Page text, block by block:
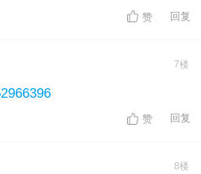
赞 回复
7楼
赞 回复
8楼